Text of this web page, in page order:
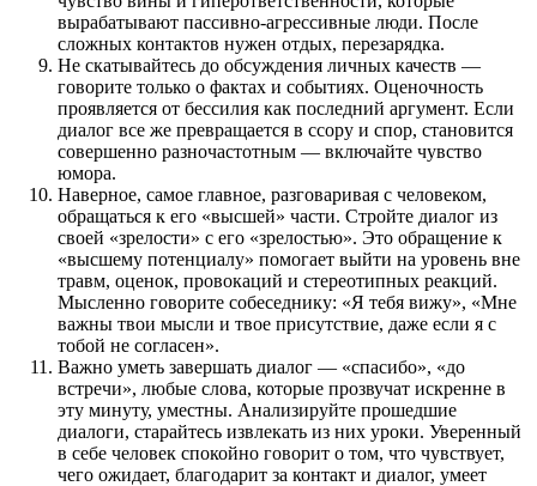
вырабатывают пассивно-агрессивные люди. После
сложных контактов нужен отдых, перезарядка.
Не скатывайтесь до обсуждения личных качеств —
говорите только о фактах и событиях. Оценочность
проявляется от бессилия как последний аргумент. Если
диалог все же превращается в ссору и спор, становится
совершенно разночастотным — включайте чувство
юмора.
Наверное, самое главное, разговаривая с человеком,
обращаться к его «высшей» части. Стройте диалог из
своей «зрелости» с его «зрелостью». Это обращение к
«высшему потенциалу» помогает выйти на уровень вне
травм, оценок, провокаций и стереотипных реакций.
Мысленно говорите собеседнику: «Я тебя вижу», «Мне
важны твои мысли и твое присутствие, даже если я с
тобой не согласен».
Важно уметь завершать диалог — «спасибо», «до
встречи», любые слова, которые прозвучат искренне в
эту минуту, уместны. Анализируйте прошедшие
диалоги, старайтесь извлекать из них уроки. Уверенный
в себе человек спокойно говорит о том, что чувствует,
чего ожидает, благодарит за контакт и диалог, умеет